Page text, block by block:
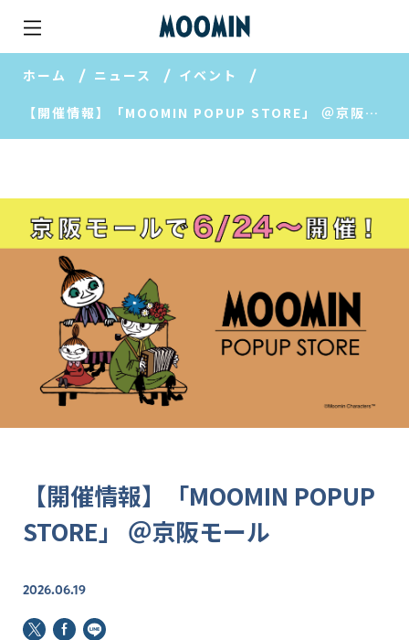
ホーム ニュース イベント
【開催情報】「MOOMIN POPUP STORE」 ＠京阪モール
【開催情報】「MOOMIN POPUP
STORE」 ＠京阪モール
2026.06.19